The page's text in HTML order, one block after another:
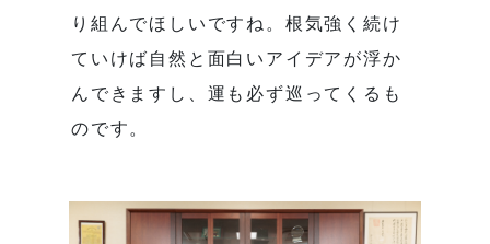
り組んでほしいですね。根気強く続け
ていけば自然と面白いアイデアが浮か
んできますし、運も必ず巡ってくるも
のです。